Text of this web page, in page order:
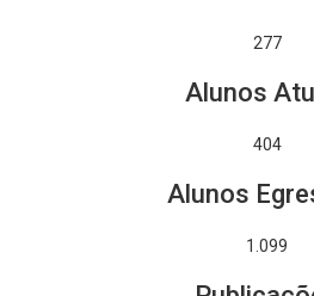
277
Alunos
404
Alunos
1.301